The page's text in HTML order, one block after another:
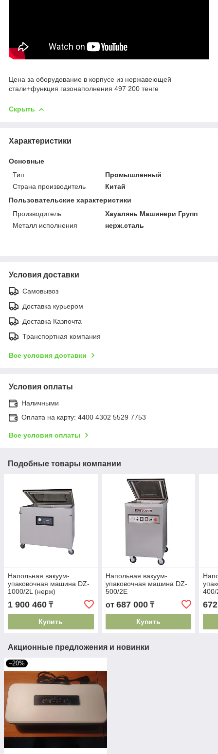
Цена за оборудование в корпусе из нержавеющей
стали+функция газонаполнения 497 200 тенге
Скрыть
Характеристики
Основные
Тип
Промышленный
Страна производитель
Китай
Пользовательские характеристики
Производитель
Хауалянь Машинери Групп
Металл исполнения
нерж.сталь
Условия доставки
Самовывоз
Доставка курьером
Доставка Казпочта
Транспортная компания
Все условия доставки
Условия оплаты
Наличными
Оплата на карту: 4400 4302 5529 7753
Все условия оплаты
Подобные товары компании
Напольная вакуум-
упаковочная машина DZ-
1000/2L (нерж)
1 900 460 ₸
Купить
Напольная вакуум-
упаковочная машина DZ-
500/2E
от 687 000₸
Купить
400/
Акционные предложения и новинки
–20%